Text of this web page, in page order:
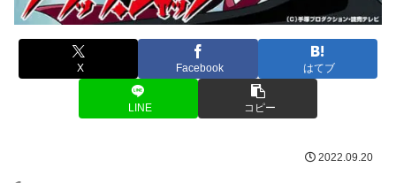
X Facebook はてブ
LINE コピー
2022.09.20